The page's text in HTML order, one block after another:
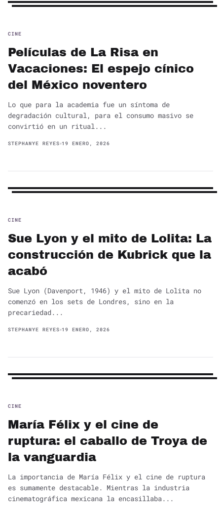
CINE
Películas de La Risa en
Vacaciones: El espejo cínico
del México noventero
Lo que para la academia fue un síntoma de
degradación cultural, para el consumo masivo se
convirtió en un ritual...
STEPHANYE REYES 19 ENERO, 2026
CINE
Sue Lyon y el mito de Lolita: La
construcción de Kubrick que la
acabó
Sue Lyon (Davenport, 1946) y el mito de Lolita no
comenzó en los sets de Londres, sino en la
precariedad...
STEPHANYE REYES 19 ENERO, 2026
CINE
María Félix y el cine de
ruptura: el caballo de Troya de
la vanguardia
La importancia de María Félix y el cine de ruptura
es sumamente destacable. Mientras la industria
cinematográfica mexicana la encasillaba...